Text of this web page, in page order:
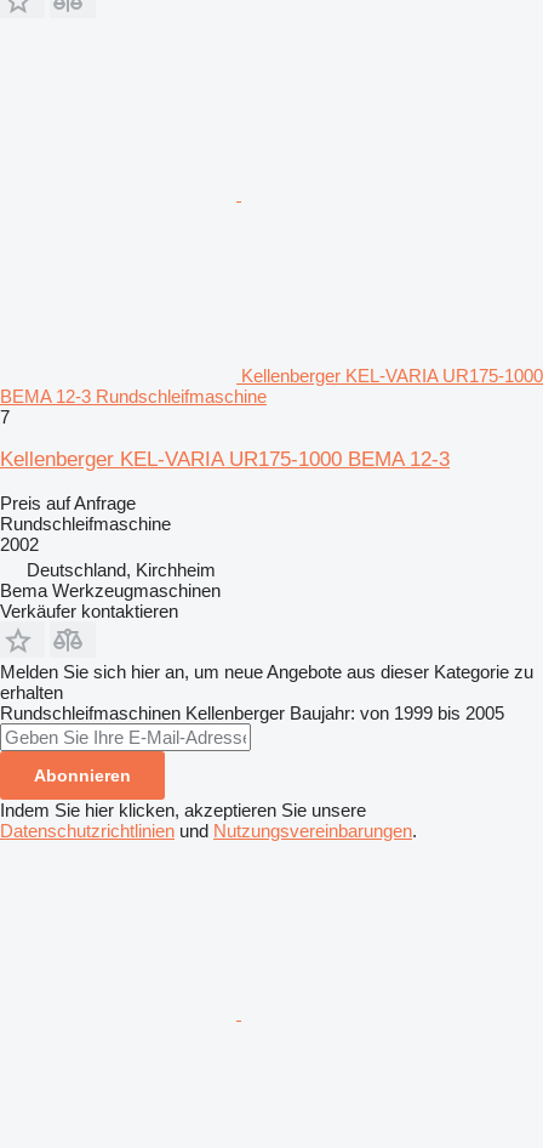
Kellenberger KEL-VARIA UR175-1000
BEMA 12-3 Rundschleifmaschine
7
Kellenberger KEL-VARIA UR175-1000 BEMA 12-3
Preis auf Anfrage
Rundschleifmaschine
2002
Deutschland, Kirchheim
Bema Werkzeugmaschinen
Verkäufer kontaktieren
Melden Sie sich hier an, um neue Angebote aus dieser Kategorie zu
erhalten
Rundschleifmaschinen Kellenberger Baujahr: von 1999 bis 2005
Abonnieren
Indem Sie hier klicken, akzeptieren Sie unsere
Datenschutzrichtlinien und Nutzungsvereinbarungen.